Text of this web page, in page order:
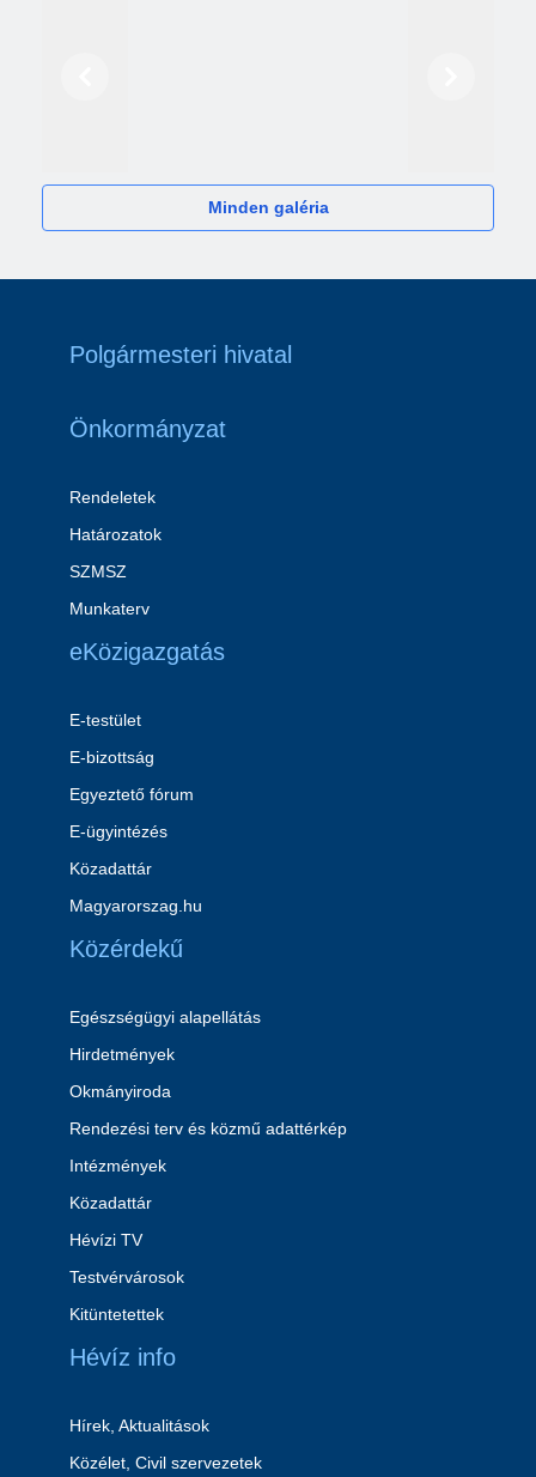
Minden galéria
Polgármesteri hivatal
Önkormányzat
Rendeletek
Határozatok
SZMSZ
Munkaterv
eKözigazgatás
E-testület
E-bizottság
Egyeztető fórum
E-ügyintézés
Közadattár
Magyarorszag.hu
Közérdekű
Egészségügyi alapellátás
Hirdetmények
Okmányiroda
Rendezési terv és közmű adattérkép
Intézmények
Közadattár
Hévízi TV
Testvérvárosok
Kitüntetettek
Hévíz info
Hírek, Aktualitások
Közélet, Civil szervezetek